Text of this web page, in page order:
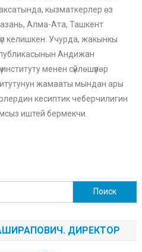
кызматкерлер өз
Алма-Ата, Ташкент
келишкен. Учурда, жакынкы
Андижан
менен сүйлөшүүлөр
жамааты мындан ары
кесиптик чеберчилигин
иштей бермекчи.
ДИРЕКТОР